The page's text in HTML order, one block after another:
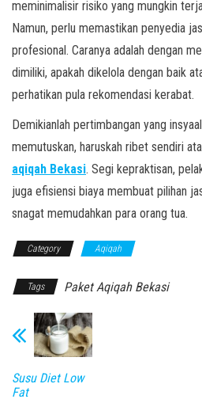
meminimalisir risiko yang mungkin
Namun, perlu memastikan penyedia
profesional. Caranya adalah dengan
dimiliki, apakah dikelola dengan baik
perhatikan pula rekomendasi kerabat.
Demikianlah pertimbangan yang
memutuskan, haruskah ribet sendiri
aqiqah Bekasi. Segi kepraktisan,
juga efisiensi biaya membuat pilihan
snagat memudahkan para orang tua.
Category Aqiqah
Tags Paket Aqiqah Bekasi
Susu Diet Low
Fat